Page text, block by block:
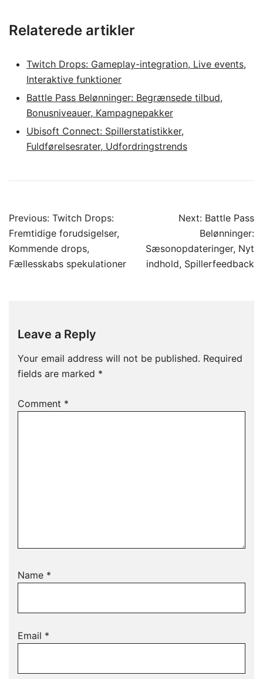
Relaterede artikler
Twitch Drops: Gameplay-integration, Live events,
Interaktive funktioner
Battle Pass Belønninger: Begrænsede tilbud,
Bonusniveauer, Kampagnepakker
Ubisoft Connect: Spillerstatistikker,
Fuldførelsesrater, Udfordringstrends
Post
navigation
Previous: Twitch Drops:
Fremtidige forudsigelser,
Kommende drops,
Fællesskabs spekulationer
Next: Battle Pass
Belønninger:
Sæsonopdateringer, Nyt
indhold, Spillerfeedback
Leave a Reply
Your email address will not be published. Required
fields are marked *
Comment *
Name *
Email *